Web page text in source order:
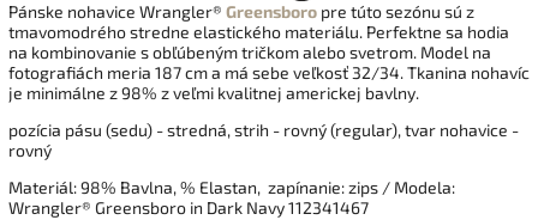
Pánske nohavice Wrangler® Greensboro pre túto sezónu sú z
tmavomodrého stredne elastického materiálu. Perfektne sa hodia
na kombinovanie s obľúbeným tričkom alebo svetrom. Model na
fotografiách meria 187 cm a má sebe veľkosť 32/34.Tkanina nohavíc
je minimálne z 98% z veľmi kvalitnej americkej bavlny.
pozícia pásu (sedu) - stredná, strih - rovný (regular), tvar nohavice -
rovný
Materiál: 98% Bavlna, % Elastan, zapínanie: zips / Modela:
Wrangler® Greensboro in Dark Navy 112341467